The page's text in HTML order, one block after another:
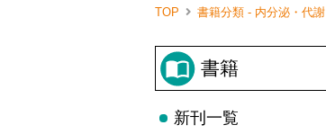
TOP 書籍分類 - 内分泌・代謝
書籍
新刊一覧